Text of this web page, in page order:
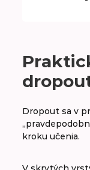
Dropout sa v
kroku učenia.